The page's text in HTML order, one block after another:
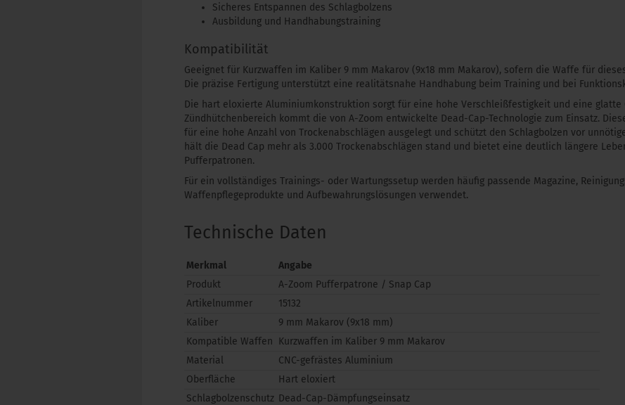
Sicheres Entspannen des Schlagbolzens
Ausbildung und Handhabungstraining
Kompatibilität
Geeignet für Kurzwaffen im Kaliber 9 mm Makarov (9x18 mm Makarov), sofern die Waffe für
Die präzise Fertigung unterstützt eine realitätsnahe Handhabung beim Training und bei
Die hart eloxierte Aluminiumkonstruktion sorgt für eine hohe Verschleißfestigkeit und eine glatte
Zündhütchenbereich kommt die von A-Zoom entwickelte Dead-Cap-Technologie zum Einsatz.
für eine hohe Anzahl von Trockenabschlägen ausgelegt und schützt den Schlagbolzen vor
hält die Dead Cap mehr als 3.000 Trockenabschlägen stand und bietet eine deutlich längere
Pufferpatronen.
Für ein vollständiges Trainings- oder Wartungssetup werden häufig passende Magazine,
Waffenpflegeprodukte und Aufbewahrungslösungen verwendet.
Technische Daten
Merkmal
Angabe
Produkt
A-Zoom Pufferpatrone / Snap Cap
Artikelnummer
15132
Kaliber
9 mm Makarov (9x18 mm)
Kompatible Waffen Kurzwaffen im Kaliber 9 mm Makarov
Material
CNC-gefrästes Aluminium
Oberfläche
Hart eloxiert
Schlagbolzenschutz Dead-Cap-Dämpfungseinsatz